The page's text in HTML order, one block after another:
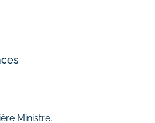
Ministre,